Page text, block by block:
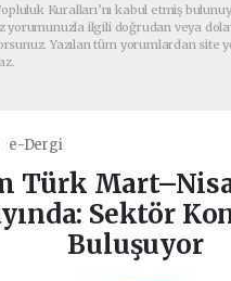
Kuralları’nı kabul etmiş
yorumunuzla ilgili doğrudan veya
Yazılan tüm yorumlardan site
e-Dergi
Türk
Sektör
Buluşuyor